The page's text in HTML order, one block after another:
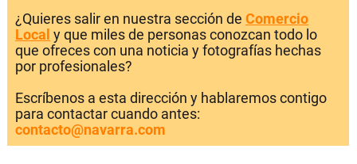
¿Quieres salir en nuestra sección de Comercio
Local y que miles de personas conozcan todo lo
que ofreces con una noticia y fotografías hechas
por profesionales?
Escríbenos a esta dirección y hablaremos contigo
para contactar cuando antes:
contacto@navarra.com